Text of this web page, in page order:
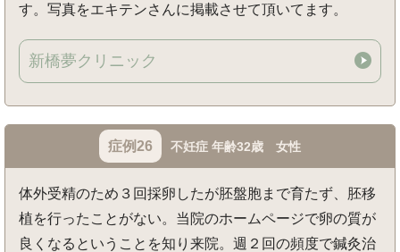
す。写真をエキテンさんに掲載させて頂いてます。
新橋夢クリニック
症例26 不妊症 年齢32歳 女性
体外受精のため３回採卵したが胚盤胞まで育たず、胚移
植を行ったことがない。当院のホームページで卵の質が
良くなるということを知り来院。週２回の頻度で鍼灸治